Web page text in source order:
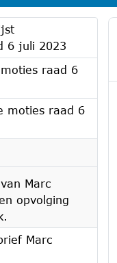
6 juli 2023
raad 6
moties raad 6
Marc
opvolging
Marc